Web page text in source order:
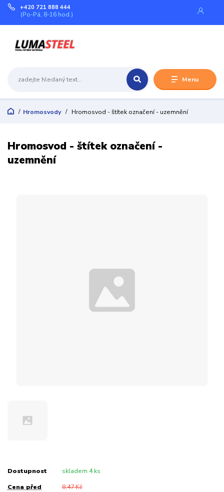
Menu
+420 721 888 444
(Po-Pá, 8-16 hod.)
Hromosvody Hromosvod - štítek označení - uzemnění
Hromosvod - štítek označení -
uzemnění
Dostupnost skladem 4 ks
Cena před
8,47 Kč